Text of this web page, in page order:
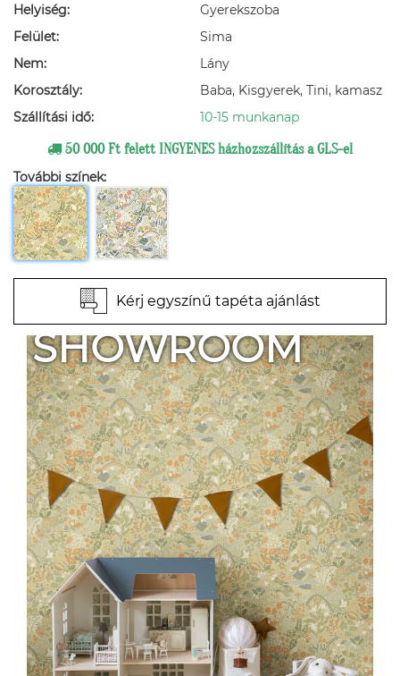
Helyiség:
Gyerekszoba
Felület:
Sima
Nem:
Lány
Korosztály:
Baba, Kisgyerek, Tini, kamasz
Szállítási idő:
10-15 munkanap
50 000 Ft felett INGYENES házhozszállítás a GLS-el
További színek:
Kérj egyszínű tapéta ajánlást
SHOWROOM